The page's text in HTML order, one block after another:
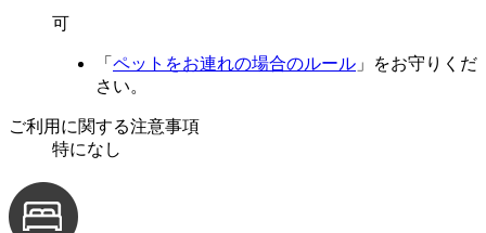
可
「 ペットをお連れの場合のルール 」をお守りくだ
さい。
ご利用に関する注意事項
特になし